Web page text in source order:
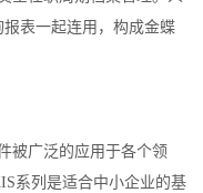
表一起连用，构成金蝶
被广泛的应用于各个领
系列是适合中小企业的基